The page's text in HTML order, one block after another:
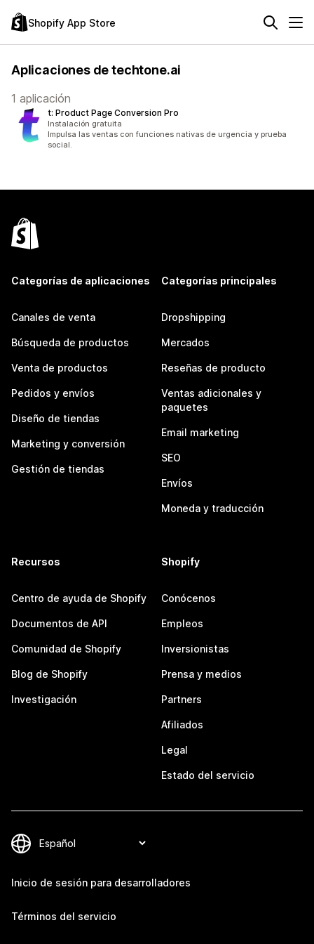
Shopify App Store
Aplicaciones de techtone.ai
1 aplicación
t: Product Page Conversion Pro
Instalación gratuita
Impulsa las ventas con funciones nativas de urgencia y prueba
social.
Categorías de aplicaciones
Canales de venta
Búsqueda de productos
Venta de productos
Pedidos y envíos
Diseño de tiendas
Marketing y conversión
Gestión de tiendas
Categorías principales
Dropshipping
Mercados
Reseñas de producto
Ventas adicionales y
paquetes
Email marketing
SEO
Envíos
Moneda y traducción
Recursos
Centro de ayuda de Shopify
Documentos de API
Comunidad de Shopify
Blog de Shopify
Investigación
Shopify
Conócenos
Empleos
Inversionistas
Prensa y medios
Partners
Afiliados
Legal
Estado del servicio
Inicio de sesión para desarrolladores
Términos del servicio